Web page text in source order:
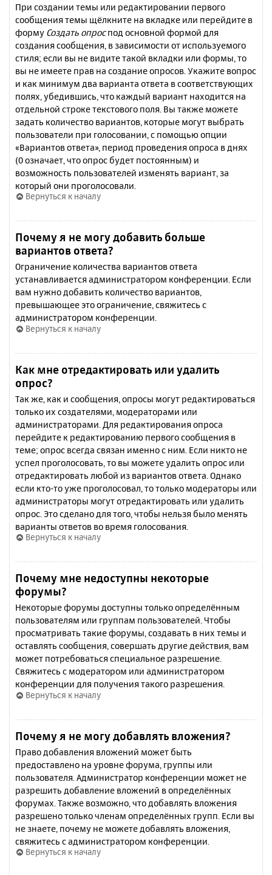
При создании темы или редактировании первого
сообщения темы щёлкните на вкладке или перейдите в
форму Создать опроспод основной формой для
создания сообщения, в зависимости от используемого
стиля; если вы не видите такой вкладки или формы, то
вы не имеете прав на создание опросов. Укажите вопрос
и как минимум два варианта ответа в соответствующих
полях, убедившись, что каждый вариант находится на
отдельной строке текстового поля. Вы также можете
задать количество вариантов, которые могут выбрать
пользователи при голосовании, с помощью опции
«Вариантов ответа», период проведения опроса в днях
(0 означает, что опрос будет постоянным) и
возможность пользователей изменять вариант, за
который они проголосовали.
Вернуться к началу
Почему я не могу добавить больше
вариантов ответа?
Ограничение количества вариантов ответа
устанавливается администратором конференции. Если
вам нужно добавить количество вариантов,
превышающее это ограничение, свяжитесь с
администратором конференции.
Вернуться к началу
Как мне отредактировать или удалить
опрос?
Так же, как и сообщения, опросы могут редактироваться
только их создателями, модераторами или
администраторами. Для редактирования опроса
перейдите к редактированию первого сообщения в
теме; опрос всегда связан именно с ним. Если никто не
успел проголосовать, то вы можете удалить опрос или
отредактировать любой из вариантов ответа. Однако
если кто-то уже проголосовал, то только модераторы или
администраторы могут отредактировать или удалить
опрос. Это сделано для того, чтобы нельзя было менять
варианты ответов во время голосования.
Вернуться к началу
Почему мне недоступны некоторые
форумы?
Некоторые форумы доступны только определённым
пользователям или группам пользователей. Чтобы
просматривать такие форумы, создавать в них темы и
оставлять сообщения, совершать другие действия, вам
может потребоваться специальное разрешение.
Свяжитесь с модератором или администратором
конференции для получения такого разрешения.
Вернуться к началу
Почему я не могу добавлять вложения?
Право добавления вложений может быть
предоставлено на уровне форума, группы или
пользователя. Администратор конференции может не
разрешить добавление вложений в определённых
форумах. Также возможно, что добавлять вложения
разрешено только членам определённых групп. Если вы
не знаете, почему не можете добавлять вложения,
свяжитесь с администратором конференции.
Вернуться к началу